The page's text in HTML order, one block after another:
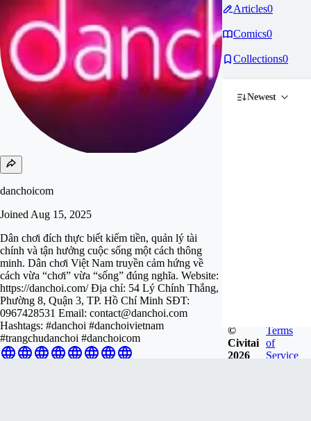
danchoicom
Joined Aug 15, 2025
Dân chơi đích thực biết kiếm tiền, quản lý tài
chính và tận hưởng cuộc sống một cách thông
minh. Dân chơi Việt Nam truyền cảm hứng về
cách vừa “chơi” vừa “sống” đúng nghĩa. Website:
https://danchoi.com/ Địa chỉ: 54 Lý Chính Thắng,
Phường 8, Quận 3, TP. Hồ Chí Minh SĐT:
0967428531 Email: contact@danchoi.com
Hashtags: #danchoi #danchoivietnam
#trangchudanchoi #danchoicom
Articles0
Comics0
Collections0
Newest
©
Civitai
2026
Terms
of
Service